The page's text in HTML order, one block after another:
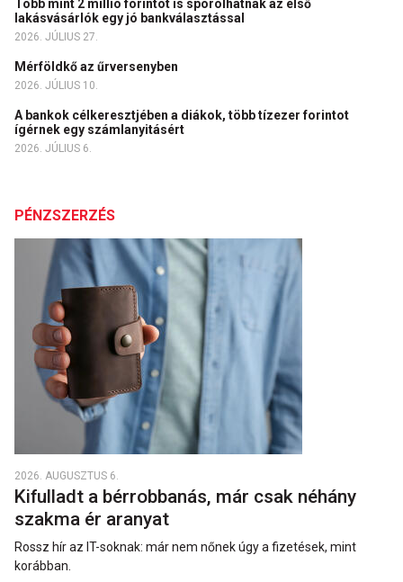
Több mint 2 millió forintot is spórolhatnak az első
lakásvásárlók egy jó bankválasztással
2026. JÚLIUS 27.
Mérföldkő az űrversenyben
2026. JÚLIUS 10.
A bankok célkeresztjében a diákok, több tízezer forintot
ígérnek egy számlanyitásért
2026. JÚLIUS 6.
PÉNZSZERZÉS
2026. AUGUSZTUS 6.
Kifulladt a bérrobbanás, már csak néhány
szakma ér aranyat
Rossz hír az IT-soknak: már nem nőnek úgy a fizetések, mint
korábban.